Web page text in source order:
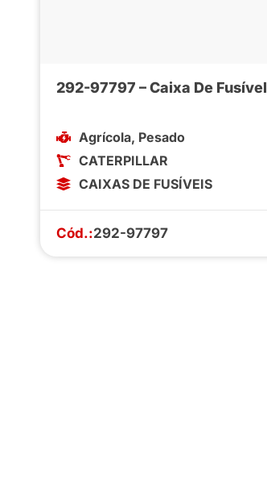
292-97797 – Caixa De Fusível
Agrícola, Pesado
CATERPILLAR
CAIXAS DE FUSÍVEIS
Cód.:292-97797